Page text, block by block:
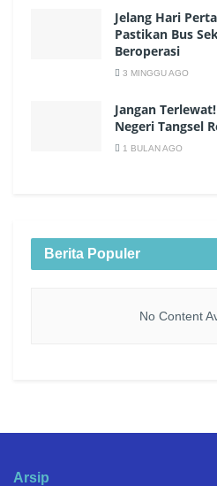
Jelang Hari
Pastikan Bus
Beroperasi
3 MINGGU AGO
Jangan
Negeri Tangsel
1 BULAN AGO
Berita Populer
No Content
Arsip